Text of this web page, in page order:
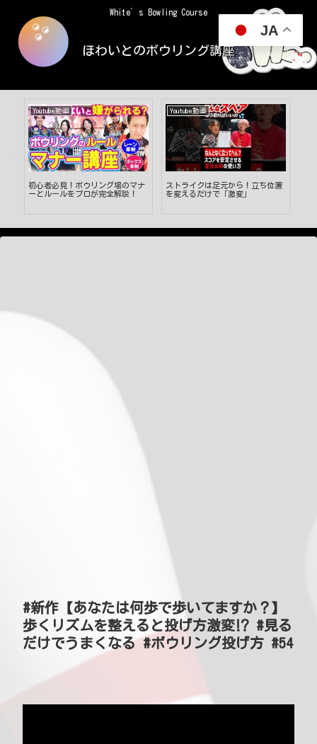
White’s Bowling Course
ほわいとのボウリング講座
Youtube動画
初心者必見！ボウリング場のマナ
ーとルールをプロが完全解説！
Youtube動画
ストライクは足元から！立ち位置
を変えるだけで「激変」
#新作【あなたは何歩で歩いてますか？】
歩くリズムを整えると投げ方激変⁉ #見る
だけでうまくなる #ボウリング投げ方 #54
JA